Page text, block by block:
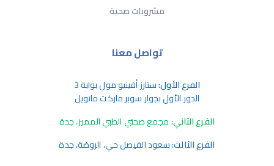
مشروبات صحية
تواصل معنا
الفرع الأول:ستارز أفينيو مول بوابة 3
الدور الأول بجوار سوبر ماركت مانويل
الفرع الثاني:مجمع صحتي الطبي المميز، جدة
الفرع الثالث:سعود الفيصل حي، الروضة، جدة